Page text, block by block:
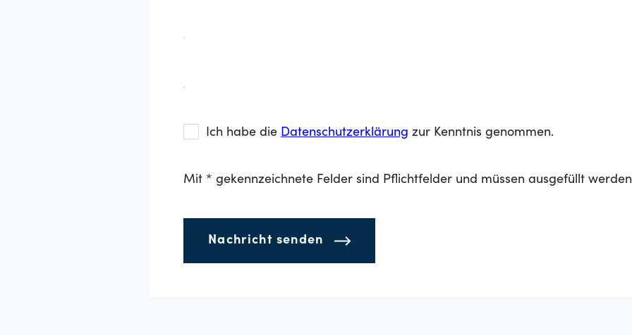
Ich habe die Datenschutzerklärung zur Kenntnis genommen.
Mit * gekennzeichnete Felder sind Pflichtfelder und müssen ausgefüllt
Nachricht senden